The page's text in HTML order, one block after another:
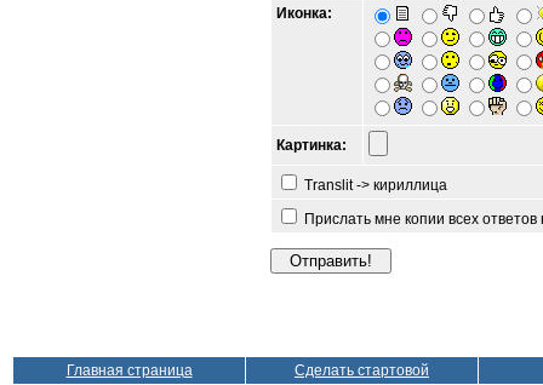
Иконка:
Картинка:
Translit -> кириллица
Прислать мне копии всех
Главная страница Сделать стартовой